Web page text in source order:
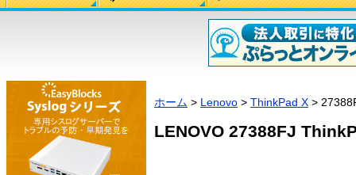
ホーム > Lenovo > ThinkPad X >
LENOVO 27388FJ